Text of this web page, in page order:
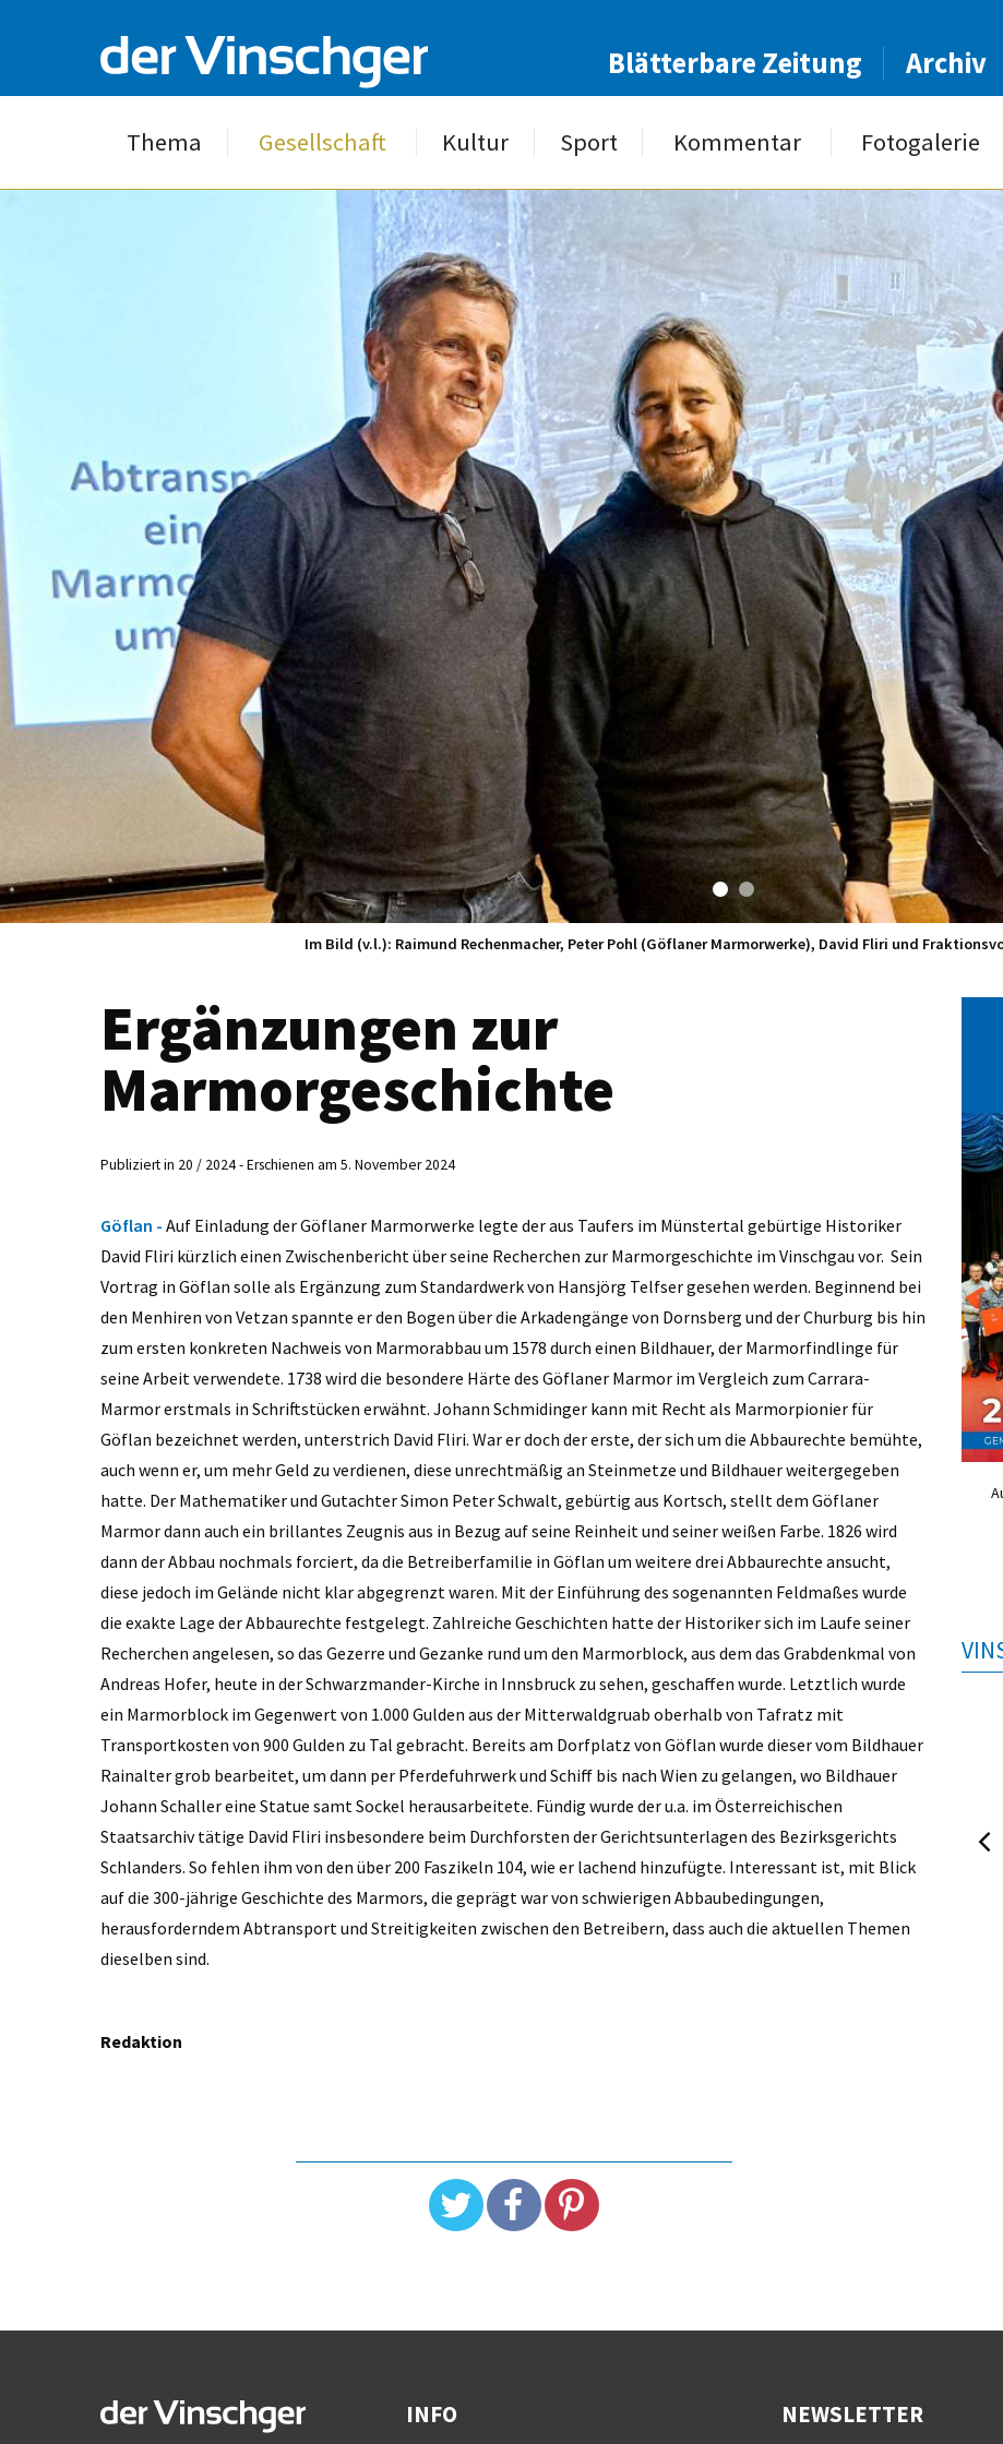
Blätterbare Zeitung Archiv
Thema Gesellschaft Kultur Sport Kommentar Fotogalerie
Im Bild (v.l.): Raimund Rechenmacher, Peter Pohl (Göflaner Marmorwerke), David Fliri und
Ergänzungen zur
Marmorgeschichte
Publiziert in 20 / 2024 - Erschienen am 5. November 2024
Göflan - Auf Einladung der Göflaner Marmorwerke legte der aus Taufers im Münstertal gebürtige Historiker
David Fliri kürzlich einen Zwischenbericht über seine Recherchen zur Marmorgeschichte im Vinschgau vor. Sein
Vortrag in Göflan solle als Ergänzung zum Standardwerk von Hansjörg Telfser gesehen werden. Beginnend bei
den Menhiren von Vetzan spannte er den Bogen über die Arkadengänge von Dornsberg und der Churburg bis hin
zum ersten konkreten Nachweis von Marmorabbau um 1578 durch einen Bildhauer, der Marmorfindlinge für
seine Arbeit verwendete. 1738 wird die besondere Härte des Göflaner Marmor im Vergleich zum Carrara-
Marmor erstmals in Schriftstücken erwähnt. Johann Schmidinger kann mit Recht als Marmorpionier für
Göflan bezeichnet werden, unterstrich David Fliri. War er doch der erste, der sich um die Abbaurechte bemühte,
auch wenn er, um mehr Geld zu verdienen, diese unrechtmäßig an Steinmetze und Bildhauer weitergegeben
hatte. Der Mathematiker und Gutachter Simon Peter Schwalt, gebürtig aus Kortsch, stellt dem Göflaner
Marmor dann auch ein brillantes Zeugnis aus in Bezug auf seine Reinheit und seiner weißen Farbe. 1826 wird
dann der Abbau nochmals forciert, da die Betreiberfamilie in Göflan um weitere drei Abbaurechte ansucht,
diese jedoch im Gelände nicht klar abgegrenzt waren. Mit der Einführung des sogenannten Feldmaßes wurde
die exakte Lage der Abbaurechte festgelegt. Zahlreiche Geschichten hatte der Historiker sich im Laufe seiner
Recherchen angelesen, so das Gezerre und Gezanke rund um den Marmorblock, aus dem das Grabdenkmal von
Andreas Hofer, heute in der Schwarzmander-Kirche in Innsbruck zu sehen, geschaffen wurde. Letztlich wurde
ein Marmorblock im Gegenwert von 1.000 Gulden aus der Mitterwaldgruab oberhalb von Tafratz mit
Transportkosten von 900 Gulden zu Tal gebracht. Bereits am Dorfplatz von Göflan wurde dieser vom Bildhauer
Rainalter grob bearbeitet, um dann per Pferdefuhrwerk und Schiff bis nach Wien zu gelangen, wo Bildhauer
Johann Schaller eine Statue samt Sockel herausarbeitete. Fündig wurde der u.a. im Österreichischen
Staatsarchiv tätige David Fliri insbesondere beim Durchforsten der Gerichtsunterlagen des Bezirksgerichts
Schlanders. So fehlen ihm von den über 200 Faszikeln 104, wie er lachend hinzufügte. Interessant ist, mit Blick
auf die 300-jährige Geschichte des Marmors, die geprägt war von schwierigen Abbaubedingungen,
herausforderndem Abtransport und Streitigkeiten zwischen den Betreibern, dass auch die aktuellen Themen
dieselben sind.
Redaktion
INFO NEWSLETTER